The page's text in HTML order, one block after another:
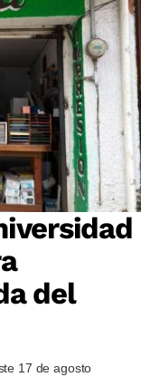
del
17 de agosto